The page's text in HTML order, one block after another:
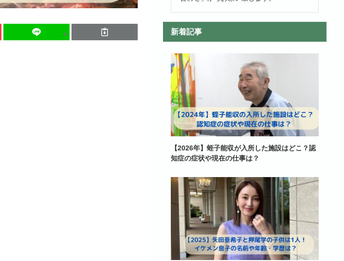
新着記事
【2026年】蛭子能収が入所した施設はどこ？認
知症の症状や現在の仕事は？